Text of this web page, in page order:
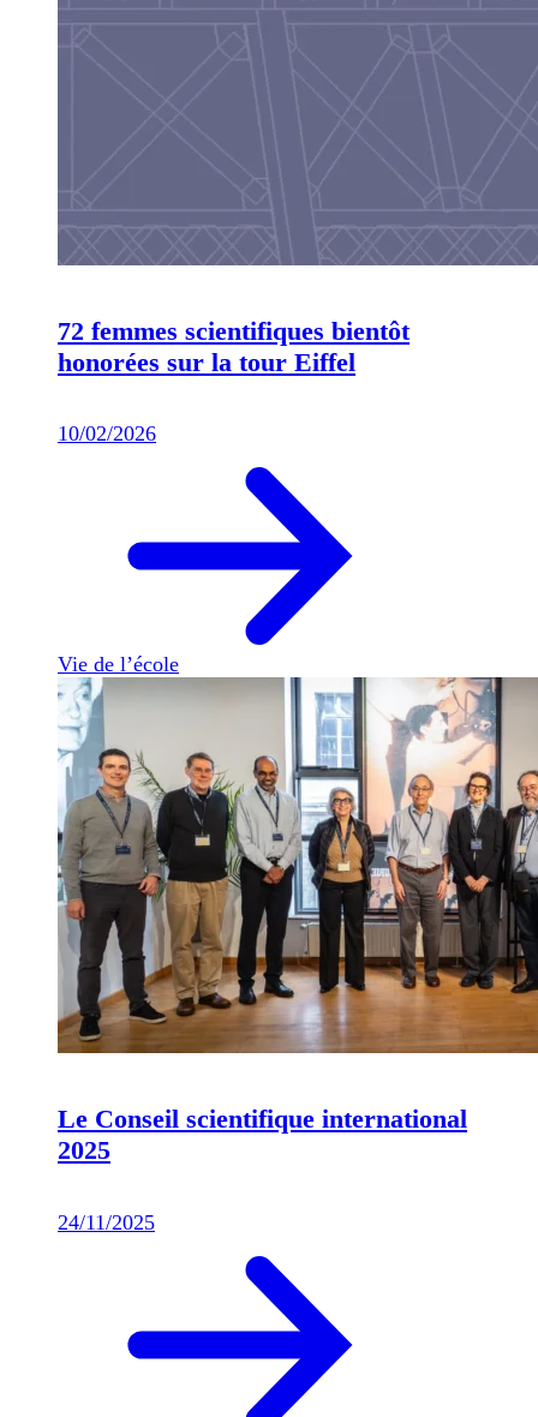
72 femmes scientifiques bientôt
honorées sur la tour Eiffel
10/02/2026
Vie de l’école
Le Conseil scientifique international
2025
24/11/2025